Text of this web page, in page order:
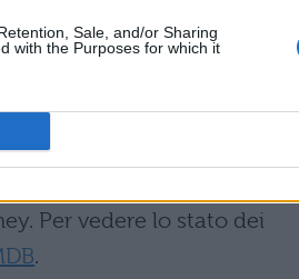
Sale, and/or Sharing
with the Purposes for which it
d’obbligo – nelle sale
Per vedere lo stato dei
.